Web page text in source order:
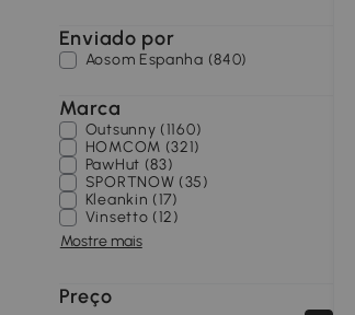
Enviado por
Aosom Espanha (840)
Marca
Outsunny (1160)
HOMCOM (321)
PawHut (83)
SPORTNOW (35)
Kleankin (17)
Vinsetto (12)
Mostre mais
Preço